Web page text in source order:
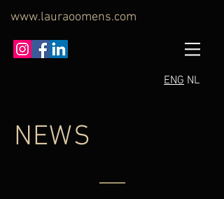
www.lauraoomens.com
ENG NL
NEWS